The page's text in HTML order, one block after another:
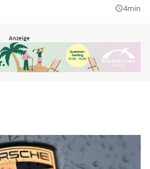
query_builder4min